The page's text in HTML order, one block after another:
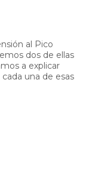
al Pico
dos de ellas
a explicar
una de esas